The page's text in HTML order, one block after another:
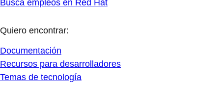
Busca empleos en Red Hat
Quiero encontrar:
Documentación
Recursos para desarrolladores
Temas de tecnología